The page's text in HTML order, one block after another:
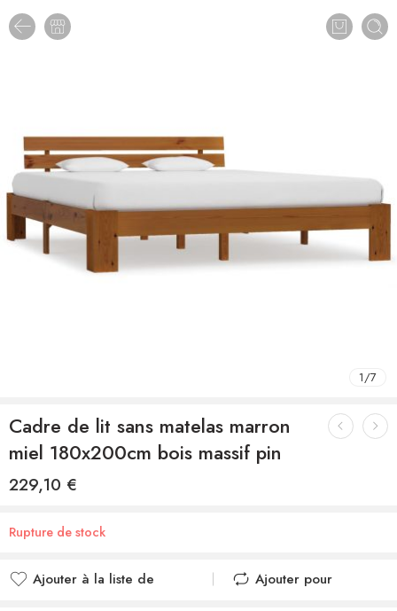
1/7
Cadre de lit sans matelas marron
miel 180x200cm bois massif pin
229,10 €
Rupture de stock
Ajouter à la liste de
Ajouter pour